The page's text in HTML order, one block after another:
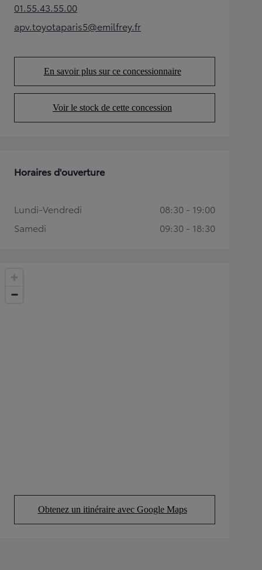
01.55.43.55.00(Opens in new tab)
apv.toyotaparis5@emilfrey.fr
(Opens in new tab)
En savoir plus sur ce concessionnaire
(Opens in new tab)
Voir le stock de cette concession
(Opens in new tab)
Obtenez un itinéraire avec Google Maps
(Opens in new tab)
Horaires d'ouverture
Lundi-Vendredi
08:30 - 19:00
Samedi
09:30 - 18:30